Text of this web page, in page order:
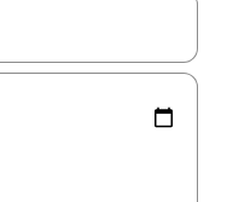
се со копчињата